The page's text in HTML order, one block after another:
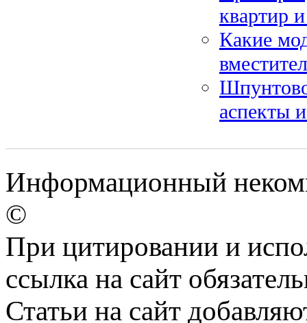
квартир
Какие
аспекты
Информационный
©
При цитировании и
ссылка на сайт
Статьи на сайт